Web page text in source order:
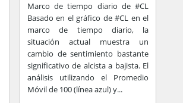
Marco de tiempo diario de #CL
Basado en el gráfico de #CL en el
marco de tiempo diario, la
situación actual muestra un
cambio de sentimiento bastante
significativo de alcista a bajista. El
análisis utilizando el Promedio
Móvil de 100 (línea azul) y...